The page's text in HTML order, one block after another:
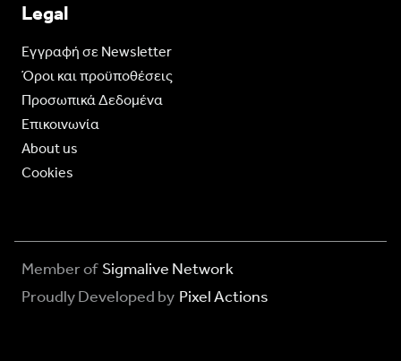
Legal
Eγγραφή σε Newsletter
Όροι και προϋποθέσεις
Προσωπικά Δεδομένα
Επικοινωνία
About us
Cookies
Member of Sigmalive Network
Proudly Developed by Pixel Actions